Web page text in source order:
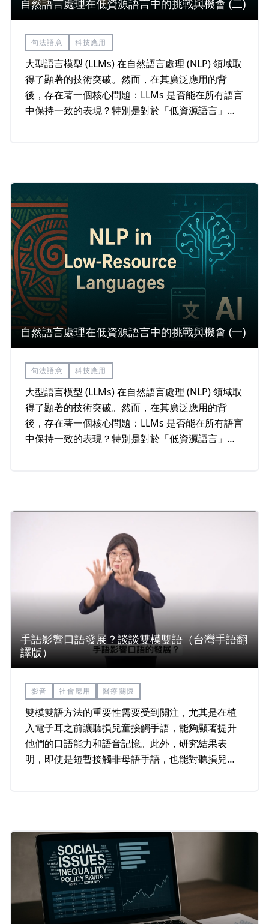
自然語言處理在低資源語言中的挑戰與機會 (二)
句法語意 科技應用
大型語言模型 (LLMs) 在自然語言處理 (NLP) 領域取
得了顯著的技術突破。然而，在其廣泛應用的背
後，存在著一個核心問題：LLMs 是否能在所有語言
中保持一致的表現？特別是對於「低資源語言」而
自然語言處理在低資源語言中的挑戰與機會 (一)
句法語意 科技應用
大型語言模型 (LLMs) 在自然語言處理 (NLP) 領域取
得了顯著的技術突破。然而，在其廣泛應用的背
後，存在著一個核心問題：LLMs 是否能在所有語言
中保持一致的表現？特別是對於「低資源語言」而
手語影響口語發展？談談雙模雙語（台灣手語翻
譯版）
影音 社會應用 醫療關懷
雙模雙語方法的重要性需要受到關注，尤其是在植
入電子耳之前讓聽損兒童接觸手語，能夠顯著提升
他們的口語能力和語音記憶。此外，研究結果表
明，即使是短暫接觸非母語手語，也能對聽損兒童